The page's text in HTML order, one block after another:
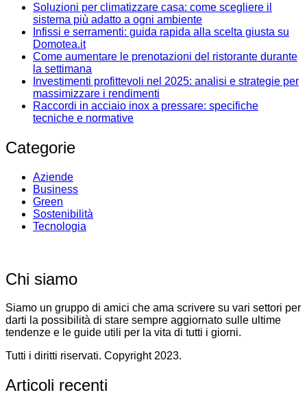
Soluzioni per climatizzare casa: come scegliere il
sistema più adatto a ogni ambiente
Infissi e serramenti: guida rapida alla scelta giusta su
Domotea.it
Come aumentare le prenotazioni del ristorante durante
la settimana
Investimenti profittevoli nel 2025: analisi e strategie per
massimizzare i rendimenti
Raccordi in acciaio inox a pressare: specifiche
tecniche e normative
Categorie
Aziende
Business
Green
Sostenibilità
Tecnologia
Chi siamo
Siamo un gruppo di amici che ama scrivere su vari settori per
darti la possibilità di stare sempre aggiornato sulle ultime
tendenze e le guide utili per la vita di tutti i giorni.
Tutti i diritti riservati. Copyright 2023.
Articoli recenti